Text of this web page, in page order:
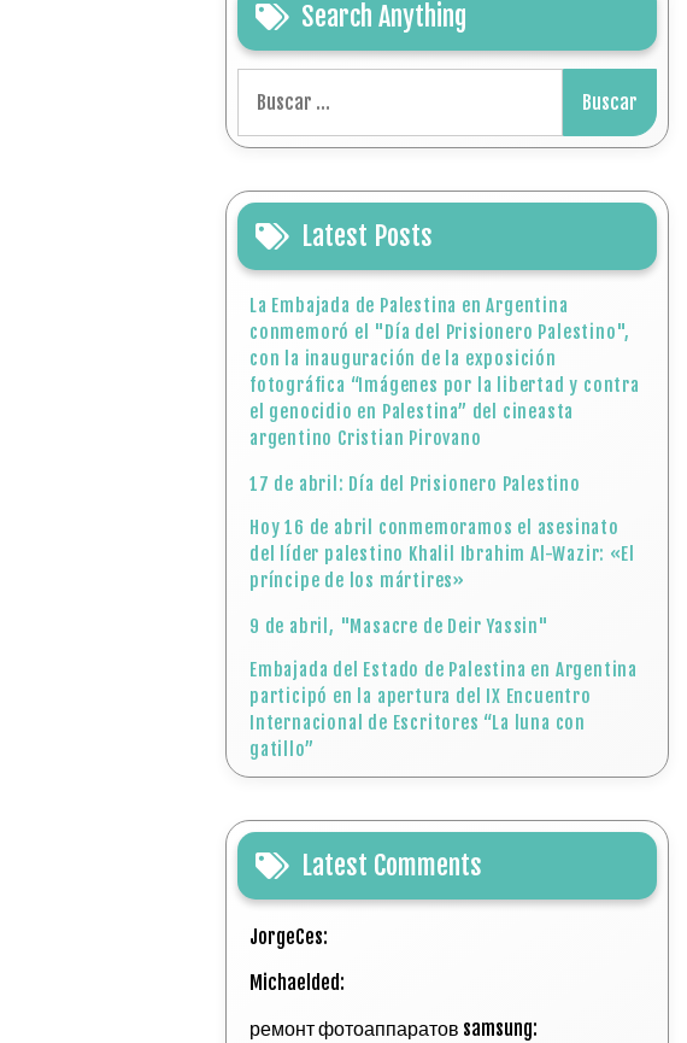
Search Anything
Latest Posts
La Embajada de Palestina en Argentina
conmemoró el "Día del Prisionero Palestino",
con la inauguración de la exposición
fotográfica “Imágenes por la libertad y contra
el genocidio en Palestina” del cineasta
argentino Cristian Pirovano
17 de abril: Día del Prisionero Palestino
Hoy 16 de abril conmemoramos el asesinato
del líder palestino Khalil Ibrahim Al-Wazir: «El
príncipe de los mártires»
9 de abril, "Masacre de Deir Yassin"
Embajada del Estado de Palestina en Argentina
participó en la apertura del IX Encuentro
Internacional de Escritores “La luna con
gatillo”
Latest Comments
JorgeCes:
Michaelded:
ремонт фотоаппаратов samsung: